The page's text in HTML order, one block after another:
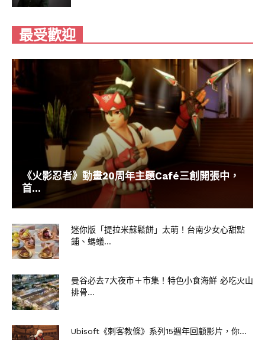
最受歡迎
《火影忍者》動畫20周年主題Café三創開張中，
首...
迷你版「提拉米蘇鬆餅」太萌！台南少女心甜點
鋪、螞蟻...
曼谷必去7大夜市＋市集！特色小食海鮮 必吃火山
排骨...
Ubisoft《刺客教條》系列15週年回顧影片，你...